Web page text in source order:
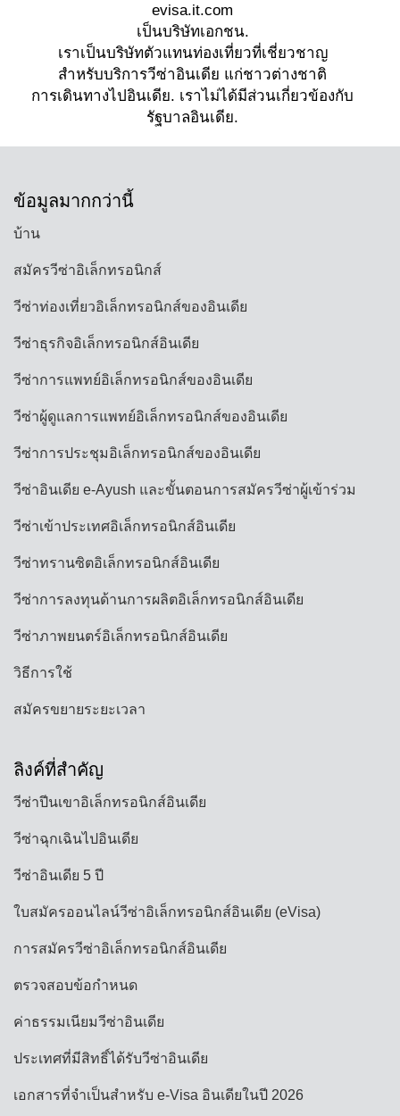
ข้อมูลมากกว่านี้
บ้าน
สมัครวีซ่าอิเล็กทรอนิกส์
วีซ่าท่องเที่ยวอิเล็กทรอนิกส์ของอินเดีย
วีซ่าธุรกิจอิเล็กทรอนิกส์อินเดีย
วีซ่าการแพทย์อิเล็กทรอนิกส์ของอินเดีย
วีซ่าผู้ดูแลการแพทย์อิเล็กทรอนิกส์ของอินเดีย
วีซ่าการประชุมอิเล็กทรอนิกส์ของอินเดีย
วีซ่าอินเดีย e-Ayush และขั้นตอนการสมัครวีซ่าผู้เข้าร่วม
วีซ่าเข้าประเทศอิเล็กทรอนิกส์อินเดีย
วีซ่าทรานซิตอิเล็กทรอนิกส์อินเดีย
วีซ่าการลงทุนด้านการผลิตอิเล็กทรอนิกส์อินเดีย
วีซ่าภาพยนตร์อิเล็กทรอนิกส์อินเดีย
วิธีการใช้
สมัครขยายระยะเวลา
ลิงค์ที่สำคัญ
วีซ่าปีนเขาอิเล็กทรอนิกส์อินเดีย
วีซ่าฉุกเฉินไปอินเดีย
วีซ่าอินเดีย 5 ปี
ใบสมัครออนไลน์วีซ่าอิเล็กทรอนิกส์อินเดีย (eVisa)
การสมัครวีซ่าอิเล็กทรอนิกส์อินเดีย
ตรวจสอบข้อกำหนด
ค่าธรรมเนียมวีซ่าอินเดีย
ประเทศที่มีสิทธิ์ได้รับวีซ่าอินเดีย
เอกสารที่จำเป็นสำหรับ e-Visa อินเดียในปี 2026